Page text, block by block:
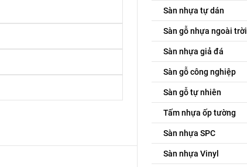
Sàn nhựa tự dán
Sàn gỗ nhựa ngoài trời
Sàn nhựa giả đá
Sàn gỗ công nghiệp
Sàn gỗ tự nhiên
Tấm nhựa ốp tường
Sàn nhựa SPC
Sàn nhựa Vinyl